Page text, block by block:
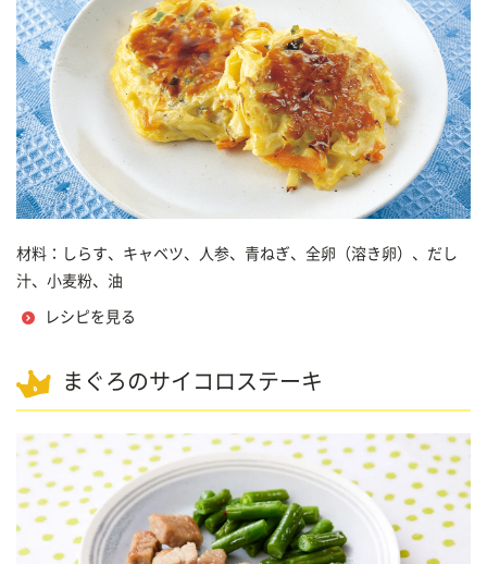
材料：しらす、キャベツ、人参、青ねぎ、全卵（溶き卵）、だし
汁、小麦粉、油
レシピを見る
まぐろのサイコロステーキ